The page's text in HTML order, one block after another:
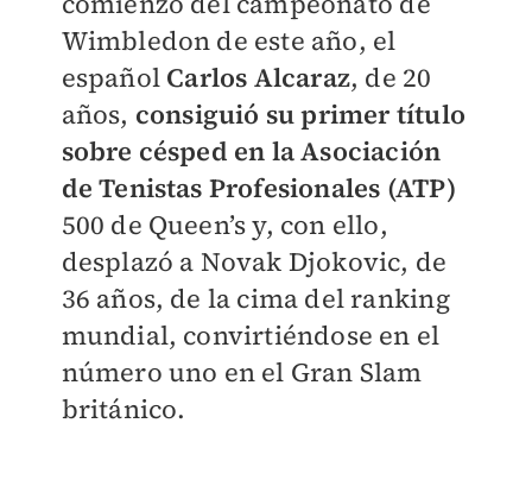
Wimbledon de este año, el
español Carlos Alcaraz, de 20
años, consiguió su primer título
sobre césped en la Asociación
de Tenistas Profesionales (ATP)
500 de Queen’s y, con ello,
desplazó a Novak Djokovic, de
36 años, de la cima del ranking
mundial, convirtiéndose en el
número uno en el Gran Slam
británico.